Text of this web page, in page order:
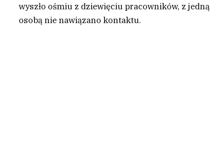
wyszło ośmiu z dziewięciu pracowników, z jedną
osobą nie nawiązano kontaktu.